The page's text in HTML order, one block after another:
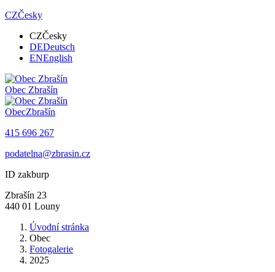
CZČesky
CZČesky
DEDeutsch
ENEnglish
Obec Zbrašín
ObecZbrašín
415 696 267
podatelna@zbrasin.cz
ID zakburp
Zbrašín 23
440 01 Louny
Úvodní stránka
Obec
Fotogalerie
2025